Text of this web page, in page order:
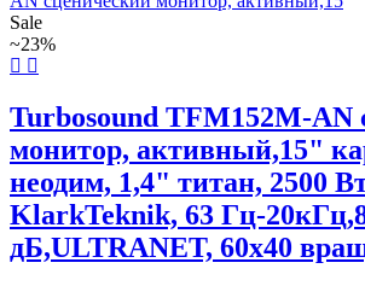
Sale
~23%
Turbosound TFM152M-AN
монитор, активный,15"
неодим, 1,4" титан, 2500
KlarkTeknik, 63 Гц-
дБ,ULTRANET, 60x40